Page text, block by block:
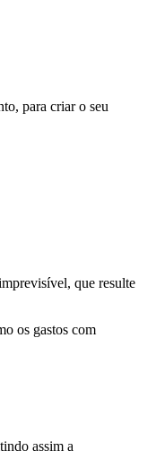
para criar o seu
que resulte
os gastos com
assim a